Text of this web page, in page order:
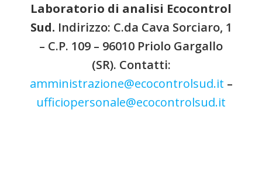
Laboratorio di analisi Ecocontrol
Sud. Indirizzo: C.da Cava Sorciaro, 1
– C.P. 109 – 96010 Priolo Gargallo
(SR). Contatti:
amministrazione@ecocontrolsud.it –
ufficiopersonale@ecocontrolsud.it